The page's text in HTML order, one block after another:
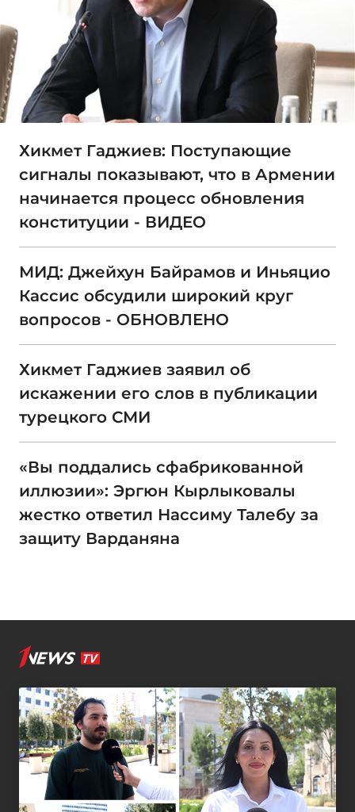
Хикмет Гаджиев: Поступающие
сигналы показывают, что в Армении
начинается процесс обновления
конституции - ВИДЕО
МИД: Джейхун Байрамов и Иньяцио
Кассис обсудили широкий круг
вопросов - ОБНОВЛЕНО
Хикмет Гаджиев заявил об
искажении его слов в публикации
турецкого СМИ
«Вы поддались сфабрикованной
иллюзии»: Эргюн Кырлыковалы
жестко ответил Нассиму Талебу за
защиту Варданяна